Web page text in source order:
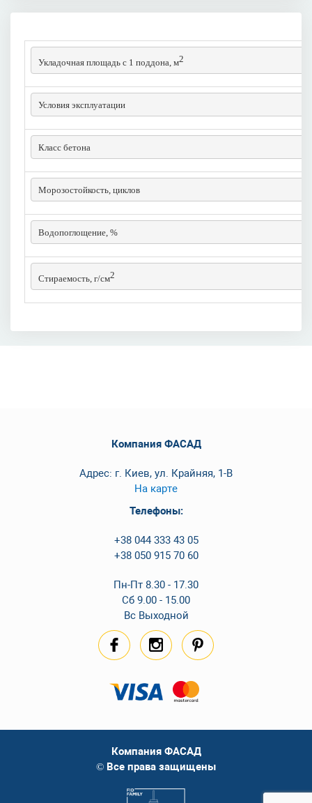
Укладочная площадь с 1 поддона, м2
Условия эксплуатации
Класс бетона
Морозостойкость, циклов
Водопоглощение, %
Стираемость, г/см2
Компания ФАСАД
Адрес: г. Киев, ул. Крайняя, 1-В
На карте
Телефоны:
+38 044 333 43 05
+38 050 915 70 60
Пн-Пт 8.30 - 17.30
Сб 9.00 - 15.00
Вс Выходной
Компания ФАСАД
© Все права защищены